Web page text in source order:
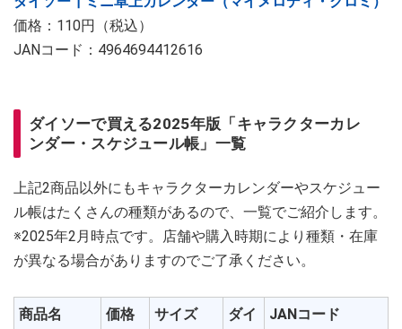
価格：110円（税込）
JANコード：4964694412616
ダイソーで買える2025年版「キャラクターカレ
ンダー・スケジュール帳」一覧
上記2商品以外にもキャラクターカレンダーやスケジュー
ル帳はたくさんの種類があるので、一覧でご紹介します。
※2025年2月時点です。店舗や購入時期により種類・在庫
が異なる場合がありますのでご了承ください。
商品名 価格 サイズ
ダイ
JANコード